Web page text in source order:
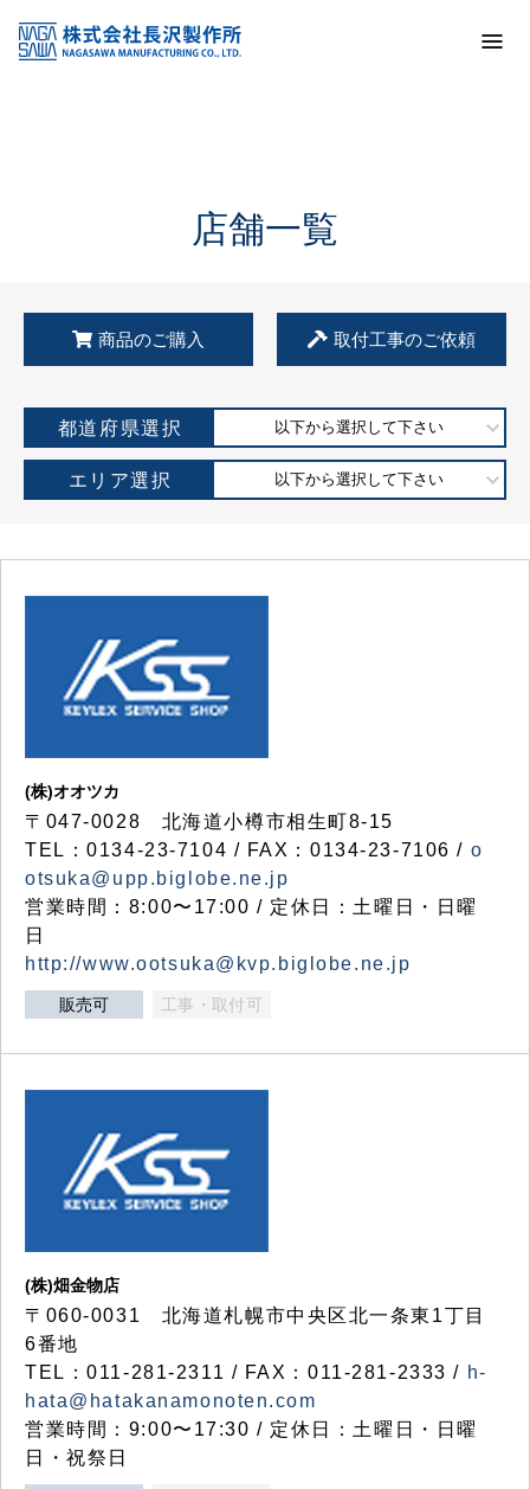
KSS加盟店・取扱店情報
店舗一覧
店舗一覧
商品のご購入 取付工事のご依頼
都道府県選択 以下から選択して下さい
エリア選択 以下から選択して下さい
(株)オオツカ
〒047-0028 北海道小樽市相生町8-15
TEL：0134-23-7104 / FAX：0134-23-7106 / o
otsuka@upp.biglobe.ne.jp
営業時間：8:00〜17:00 / 定休日：土曜日・日曜
日
http://www.ootsuka@kvp.biglobe.ne.jp
販売可 工事・取付可
(株)畑金物店
〒060-0031 北海道札幌市中央区北一条東1丁目
6番地
TEL：011-281-2311 / FAX：011-281-2333 / h-
hata@hatakanamonoten.com
営業時間：9:00〜17:30 / 定休日：土曜日・日曜
日・祝祭日